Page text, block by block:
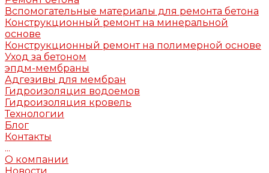
Вспомогательные материалы для ремонта бетона
Конструкционный ремонт на минеральной
основе
Конструкционный ремонт на полимерной основе
Уход за бетоном
эпдм-мембраны
Адгезивы для мембран
Гидроизоляция водоемов
Гидроизоляция кровель
Технологии
Блог
Контакты
...
О компании